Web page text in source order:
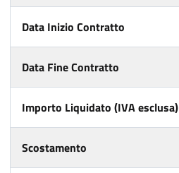
Data Inizio Contratto
Data Fine Contratto
Importo Liquidato (IVA esclusa)
Scostamento